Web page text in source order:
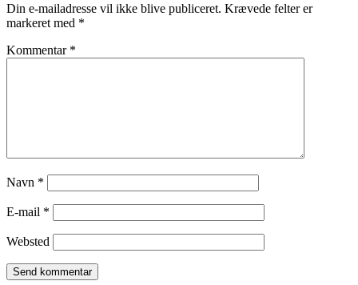
Din e-mailadresse vil ikke blive publiceret. Krævede felter er
markeret med *
Kommentar *
Navn *
E-mail *
Websted